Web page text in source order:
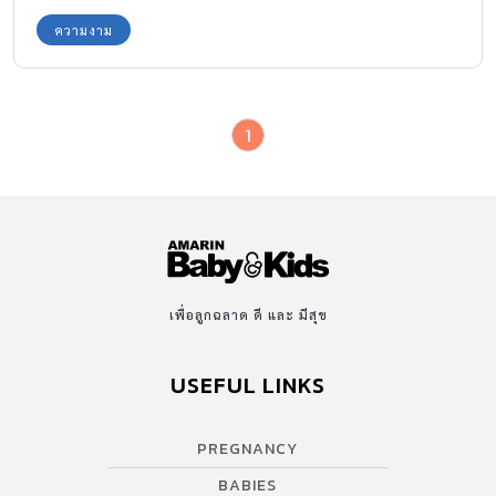
ความงาม
1
เพื่อลูกฉลาด ดี และ มีสุข
USEFUL LINKS
PREGNANCY
BABIES